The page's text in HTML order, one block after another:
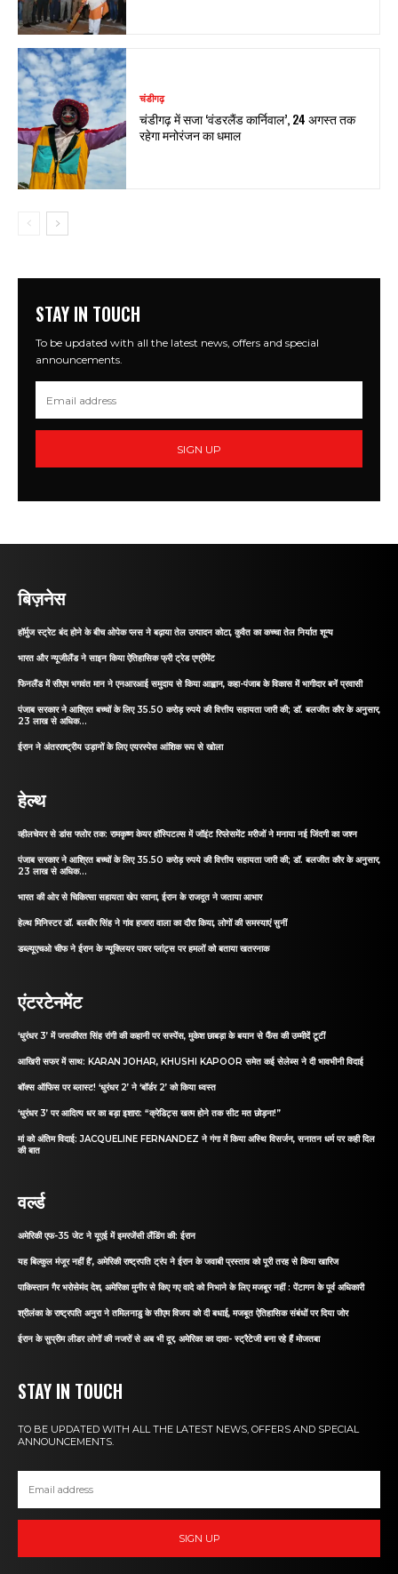
चंडीगढ़
चंडीगढ़ में सजा ‘वंडरलैंड कार्निवाल’, 24 अगस्त तक
रहेगा मनोरंजन का धमाल
STAY IN TOUCH
To be updated with all the latest news, offers and special
announcements.
SIGN UP
बिज़नेस
हॉर्मुज स्ट्रेट बंद होने के बीच ओपेक प्लस ने बढ़ाया तेल उत्पादन कोटा, कुवैत का कच्चा तेल निर्यात शून्य
भारत और न्यूजीलैंड ने साइन किया ऐतिहासिक फ्री ट्रेड एग्रीमेंट
फिनलैंड में सीएम भगवंत मान ने एनआरआई समुदाय से किया आह्वान, कहा-पंजाब के विकास में भागीदार बनें प्रवासी
पंजाब सरकार ने आश्रित बच्चों के लिए 35.50 करोड़ रुपये की वित्तीय सहायता जारी की; डॉ. बलजीत कौर के अनुसार,
23 लाख से अधिक...
ईरान ने अंतरराष्ट्रीय उड़ानों के लिए एयरस्पेस आंशिक रूप से खोला
हेल्थ
व्हीलचेयर से डांस फ्लोर तक: रामकृष्ण केयर हॉस्पिटल्स में जॉइंट रिप्लेसमेंट मरीजों ने मनाया नई जिंदगी का जश्न
पंजाब सरकार ने आश्रित बच्चों के लिए 35.50 करोड़ रुपये की वित्तीय सहायता जारी की; डॉ. बलजीत कौर के अनुसार,
23 लाख से अधिक...
भारत की ओर से चिकित्सा सहायता खेप रवाना, ईरान के राजदूत ने जताया आभार
हेल्थ मिनिस्टर डॉ. बलबीर सिंह ने गांव हजारा वाला का दौरा किया, लोगों की समस्याएं सुनीं
डब्ल्यूएचओ चीफ ने ईरान के न्यूक्लियर पावर प्लांट्स पर हमलों को बताया खतरनाक
एंटरटेनमेंट
‘धुरंधर 3’ में जसकीरत सिंह रांगी की कहानी पर सस्पेंस, मुकेश छाबड़ा के बयान से फैंस की उम्मीदें टूटीं
आखिरी सफर में साथ: KARAN JOHAR, KHUSHI KAPOOR समेत कई सेलेब्स ने दी भावभीनी विदाई
बॉक्स ऑफिस पर ब्लास्ट! ‘धुरंधर 2’ ने ‘बॉर्डर 2’ को किया ध्वस्त
‘धुरंधर 3’ पर आदित्य धर का बड़ा इशारा: “क्रेडिट्स खत्म होने तक सीट मत छोड़ना!”
मां को अंतिम विदाई: JACQUELINE FERNANDEZ ने गंगा में किया अस्थि विसर्जन, सनातन धर्म पर कही दिल
की बात
वर्ल्ड
अमेरिकी एफ-35 जेट ने यूएई में इमरजेंसी लैंडिंग की: ईरान
यह बिल्कुल मंजूर नहीं है’, अमेरिकी राष्ट्रपति ट्रंप ने ईरान के जवाबी प्रस्ताव को पूरी तरह से किया खारिज
पाकिस्तान गैर भरोसेमंद देश, अमेरिका मुनीर से किए गए वादे को निभाने के लिए मजबूर नहीं : पेंटागन के पूर्व अधिकारी
श्रीलंका के राष्ट्रपति अनुरा ने तमिलनाडु के सीएम विजय को दी बधाई, मजबूत ऐतिहासिक संबंधों पर दिया जोर
ईरान के सुप्रीम लीडर लोगों की नजरों से अब भी दूर, अमेरिका का दावा- स्ट्रैटेजी बना रहे हैं मोजतबा
STAY IN TOUCH
TO BE UPDATED WITH ALL THE LATEST NEWS, OFFERS AND SPECIAL
ANNOUNCEMENTS.
SIGN UP